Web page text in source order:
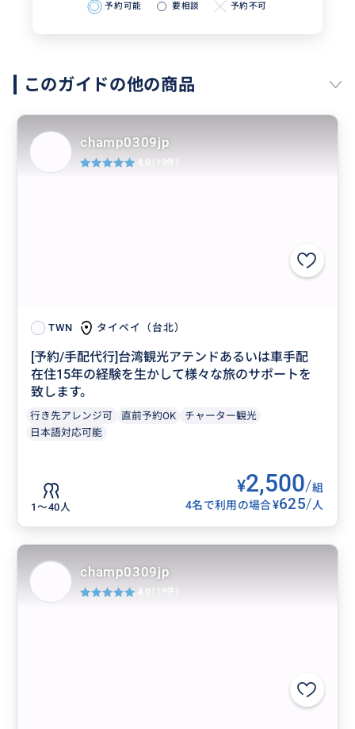
予約可能 要相談 予約不可
このガイドの他の商品
TWN タイペイ（台北）
[予約/手配代行]台湾観光アテンドあるいは車手配
在住15年の経験を生かして様々な旅のサポートを
致します。
行き先アレンジ可 直前予約OK
チャーター観光
日本語対応可能
1〜40人
¥2,500/組
4名で利用の場合¥625/人
champ0309jp
4.9 (19件)
champ0309jp
4.9 (19件)